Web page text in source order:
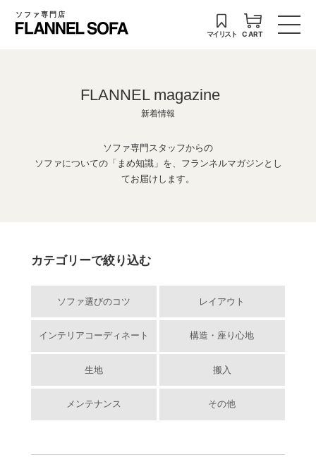
ソファ専門店
マイリスト CART
FLANNEL magazine
新着情報
ソファ専門スタッフからの
ソファについての「まめ知識」を、フランネルマガジンとし
てお届けします。
カテゴリーで絞り込む
ソファ選びのコツ レイアウト
インテリアコーディネート 構造・座り心地
生地 搬入
メンテナンス その他